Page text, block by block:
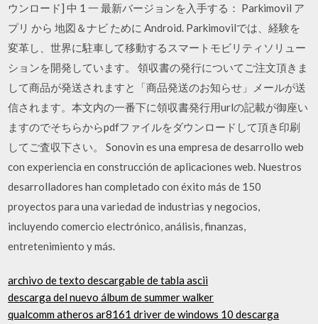
ウンロード] 中 1 一 最新バージョンを入手する： Parkimovil ア
プリ から 地図＆ナビ ために Android. Parkimovilでは、経験を
変革し、世界に駐車して移動するスマートモビリティソリュー
ションを開発しています。 領収書の発行についてご注文頂きま
して商品が発送されますと「商品発送のお知らせ」メールが送
信されます。本文内の一番下に領収書発行用urlの記載が御座い
ますのでそちらからpdfファイルをダウンロードして頂き印刷
してご査収下さい。 Sonovin es una empresa de desarrollo web
con experiencia en construcción de aplicaciones web. Nuestros
desarrolladores han completado con éxito más de 150
proyectos para una variedad de industrias y negocios,
incluyendo comercio electrónico, análisis, finanzas,
entretenimiento y más.
archivo de texto descargable de tabla ascii
descarga del nuevo álbum de summer walker
qualcomm atheros ar8161 driver de windows 10 descarga